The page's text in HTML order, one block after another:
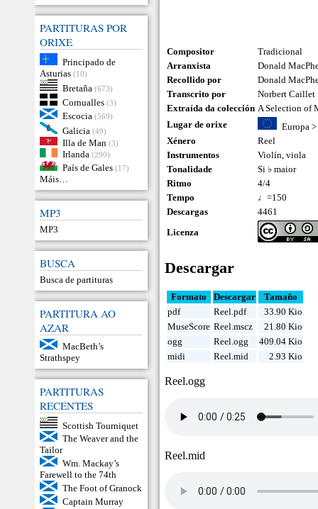
PARTITURAS POR
ORIXE
Principado de
Asturias (10)
Bretaña (673)
Cornualles (3)
Escocia (569)
Galicia (49)
Illa de Man (3)
Irlanda (290)
País de Gales (17)
Máis…
MP3
MP3
BUSCA
Busca de partituras
PARTITURA AO
AZAR
MacBeth’s
Strathspey
PARTITURAS
RECENTES
Scottish Tourniquet
The Weaver and the
Tailor
Wm. Mackay’s
Farewell to the 74th
The Foot of Granock
Captain Murray
Compositor
Tradicional
Arranxista
Donald
Recollido por
Donald
Transcrito por
Norbert Caillet
Extraída da colección A Selection of
Lugar de orixe
Europa>
Xénero
Reel
Instrumentos
Violín,viola
Tonalidade
Si ♭ maior
Ritmo
4/4
Tempo
♩=150
Descargas
4461
Licenza
Descargar
Formato Descargar
Tamaño
pdf
Reel.pdf
33.90 Kio
MuseScore Reel.mscz
21.80 Kio
ogg
Reel.ogg
409.04 Kio
midi
Reel.mid 2.93 Kio
Reel.ogg
Reel.mid